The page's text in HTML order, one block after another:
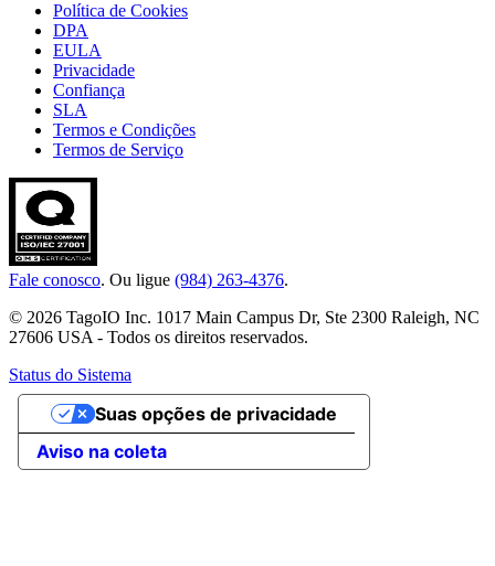
Política de Cookies
DPA
EULA
Privacidade
Confiança
SLA
Termos e Condições
Termos de Serviço
Fale conosco. Ou ligue (984) 263-4376.
© 2026 TagoIO Inc. 1017 Main Campus Dr, Ste 2300 Raleigh, NC
27606 USA - Todos os direitos reservados.
Status do Sistema
Aviso na coleta
Suas opções de privacidade